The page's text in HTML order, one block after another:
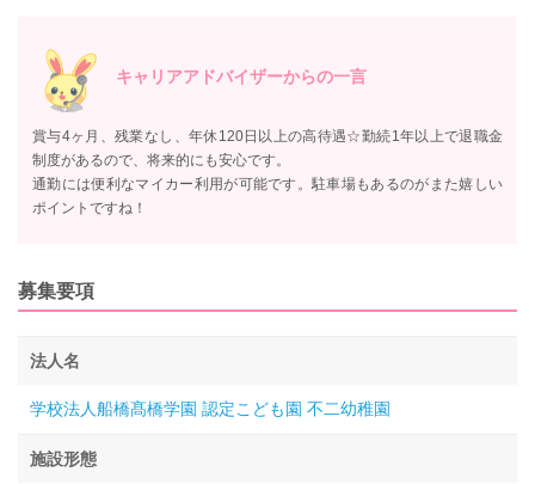
キャリアアドバイザーからの一言
賞与4ヶ月、残業なし、年休120日以上の高待遇☆勤続1年以上で退職金
制度があるので、将来的にも安心です。
通勤には便利なマイカー利用が可能です。駐車場もあるのがまた嬉しい
ポイントですね！
募集要項
法人名
学校法人船橋髙橋学園 認定こども園 不二幼稚園
施設形態